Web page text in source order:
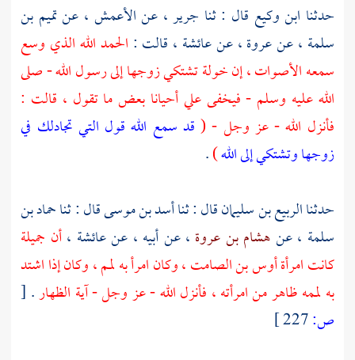
حدثنا ابن وكيع قال : ثنا جرير، عنالأعمش ، عنتميم بن
سلمة ، عنعروة، عنعائشة ، قالت : الحمد الله الذي وسع
سمعه الأصوات ، إنخولةتشتكي زوجها إلى رسول الله - صلى
الله عليه وسلم - فيخفى علي أحيانا بعض ما تقول ، قالت :
فأنزل الله - عز وجل - ( قد سمع الله قول التي تجادلك في
زوجها وتشتكي إلى الله)
.
حدثناالربيع بن سليمانقال : ثناأسد بن موسىقال : ثناحماد بن
سلمة ، عنهشام بن عروة ، عن أبيه ، عنعائشة ،أن جميلة
كانت امرأةأوس بن الصامت، وكان امرأ به لمم ، وكان إذا اشتد
به لممه ظاهر من امرأته ، فأنزل الله - عز وجل - آية الظهار.
[
ص: